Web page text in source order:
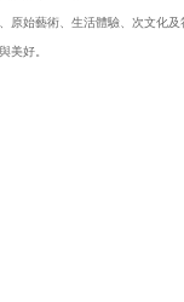
原始藝術、生活體驗、次文化
美好。